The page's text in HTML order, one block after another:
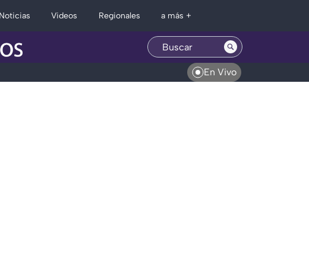
Videos Regionales a más +
En Vivo